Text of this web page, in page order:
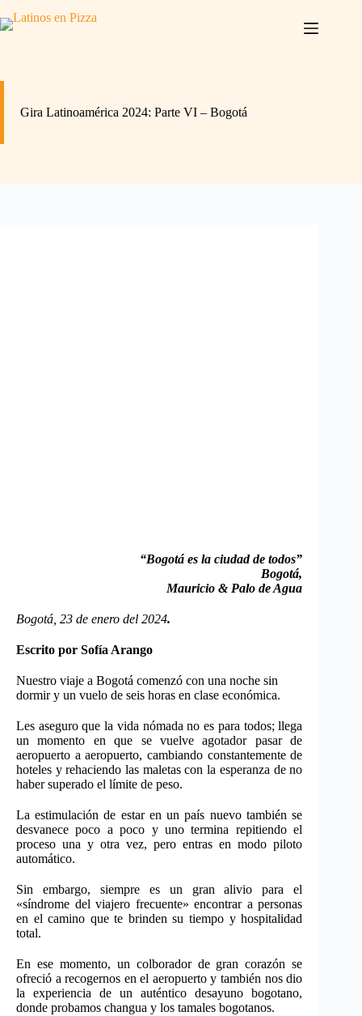
al
contenido
Gira Latinoamérica 2024: Parte VI – Bogotá
“Bogotá es la ciudad de todos”
Bogotá,
Mauricio & Palo de Agua
Bogotá, 23 de enero del 2024.
Escrito por Sofía Arango
Nuestro viaje a Bogotá comenzó con una noche sin
dormir y un vuelo de seis horas en clase económica.
Les aseguro que la vida nómada no es para todos; llega
un momento en que se vuelve agotador pasar de
aeropuerto a aeropuerto, cambiando constantemente de
hoteles y rehaciendo las maletas con la esperanza de no
haber superado el límite de peso.
La estimulación de estar en un país nuevo también se
desvanece poco a poco y uno termina repitiendo el
proceso una y otra vez, pero entras en modo piloto
automático.
Sin embargo, siempre es un gran alivio para el
«síndrome del viajero frecuente» encontrar a personas
en el camino que te brinden su tiempo y hospitalidad
total.
En ese momento, un colborador de gran corazón se
ofreció a recogernos en el aeropuerto y también nos dio
la experiencia de un auténtico desayuno bogotano,
donde probamos changua y los tamales bogotanos.